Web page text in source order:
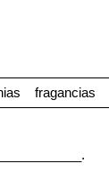
fragancias